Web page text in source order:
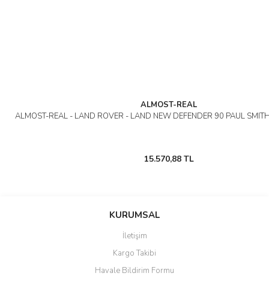
ALMOST-REAL
ALMOST-REAL - LAND ROVER - LAND NEW DEFENDER 90 PAUL
15.570,88 TL
KURUMSAL
İletişim
Kargo Takibi
Havale Bildirim Formu